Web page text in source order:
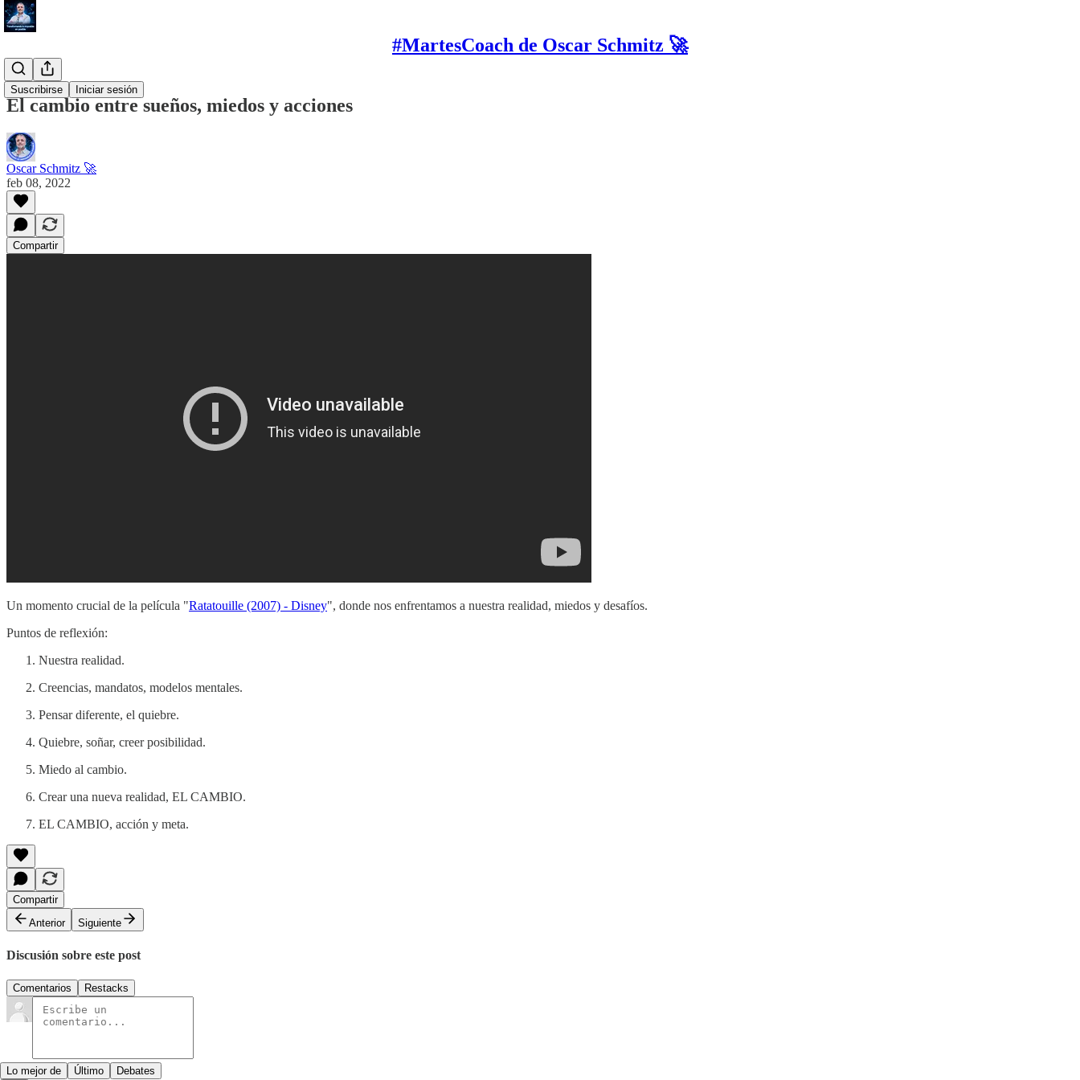
#MartesCoach de Oscar Schmitz 🚀
Suscribirse Iniciar sesión
#Proposito
El cambio entre sueños, miedos y acciones
Oscar Schmitz 🚀
feb 08, 2022
Compartir
Un momento crucial de la película "Ratatouille (2007) - Disney", donde nos enfrentamos a nuestra realidad, miedos y desafíos.
Puntos de reflexión:
Nuestra realidad.
Creencias, mandatos, modelos mentales.
Pensar diferente, el quiebre.
Quiebre, soñar, creer posibilidad.
Miedo al cambio.
Crear una nueva realidad, EL CAMBIO.
EL CAMBIO, acción y meta.
Compartir
Anterior
Siguiente
Discusión sobre este post
Comentarios Restacks
Lo mejor de Último Debates